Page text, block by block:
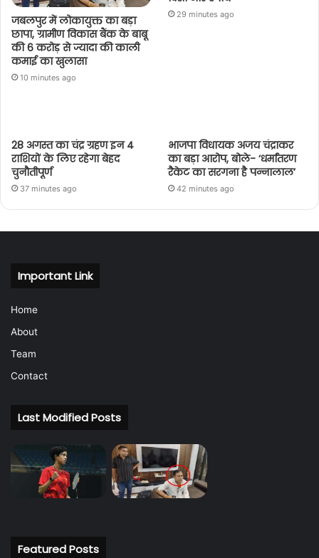
जबलपुर में लोकायुक्त का बड़ा
छापा, ग्रामीण विकास बैंक के बाबू
की 6 करोड़ से ज्यादा की काली
कमाई का खुलासा
10 minutes ago
29 minutes ago
28 अगस्त का चंद्र ग्रहण इन 4
राशियों के लिए रहेगा बेहद
चुनौतीपूर्ण
37 minutes ago
भाजपा विधायक अजय चंद्राकर
का बड़ा आरोप, बोले- ‘धर्मांतरण
रैकेट का सरगना है पन्नालाल’
42 minutes ago
Important Link
Home
About
Team
Contact
Last Modified Posts
Featured Posts